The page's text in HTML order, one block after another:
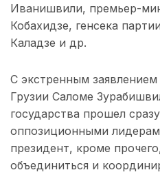
Иванишвили, премьер-
Кобахидзе, генсека
Каладзе и др.
С экстренным заявлением
Грузии Саломе
государства прошел
оппозиционными
президент, кроме
объединиться и